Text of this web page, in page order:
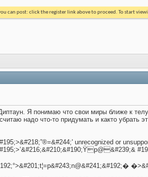
can post: click the register link above to proceed. To start
Я понимаю что свои миры ближе к
надо что-то придумать и както убрать
unrecognized or